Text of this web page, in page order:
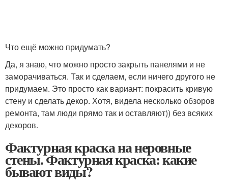
Что ещё можно придумать?
Да, я знаю, что можно просто закрыть панелями и не
заморачиваться. Так и сделаем, если ничего другого не
придумаем. Это просто как вариант: покрасить кривую
стену и сделать декор. Хотя, видела несколько обзоров
ремонта, там люди прямо так и оставляют)) без всяких
декоров.
Фактурная краска на неровные
стены. Фактурная краска: какие
бывают виды?